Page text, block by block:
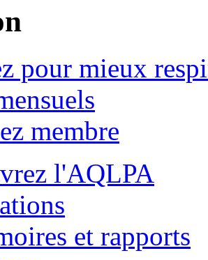
pour mieux
membre
l'AQLPA
et rapports